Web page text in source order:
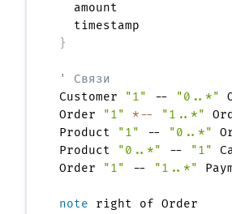
  amount
}
' Связи
Customer
"1" -- "0..*"
Order
"1" *-- "1..*"
Product
"1" -- "0..*"
Product
"0..*" -- "1"
Order
"1" -- "1..*"
note right of Order